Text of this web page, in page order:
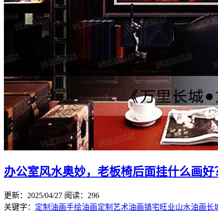
办公室风水奥妙，老板椅后面挂什么画好
更新：2025/04/27 阅读：296
关键字： 定制油画手绘油画定制 艺术油画镇宅旺业山水油画长